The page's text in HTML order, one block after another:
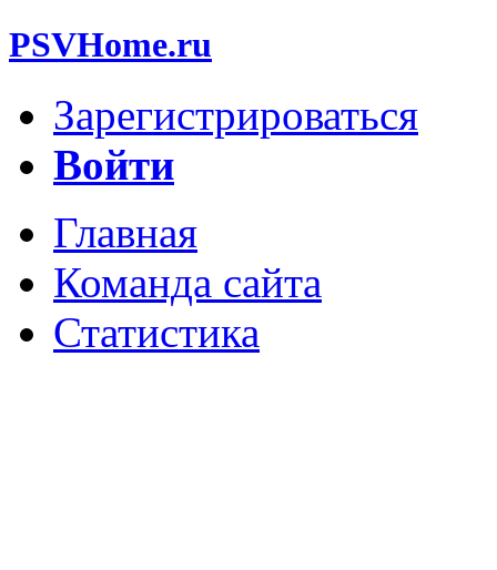
PSVHome.ru
Зарегистрироваться
Войти
Главная
Команда сайта
Статистика